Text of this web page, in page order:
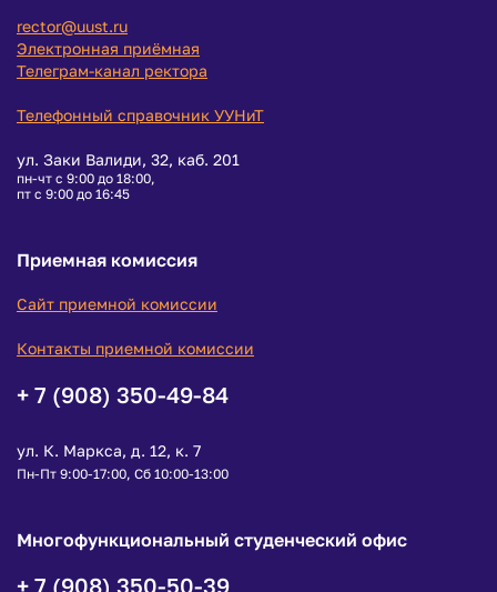
rector@uust.ru
Электронная приёмная
Телеграм-канал ректора
Телефонный справочник УУНиТ
ул. Заки Валиди, 32, каб. 201
пн-чт с 9:00 до 18:00,
пт с 9:00 до 16:45
Приемная комиссия
Сайт приемной комиссии
Контакты приемной комиссии
+ 7 (908) 350-49-84
ул. К. Маркса, д. 12, к. 7
Пн-Пт 9:00-17:00, Сб 10:00-13:00
Многофункциональный студенческий офис
+ 7 (908) 350-50-39